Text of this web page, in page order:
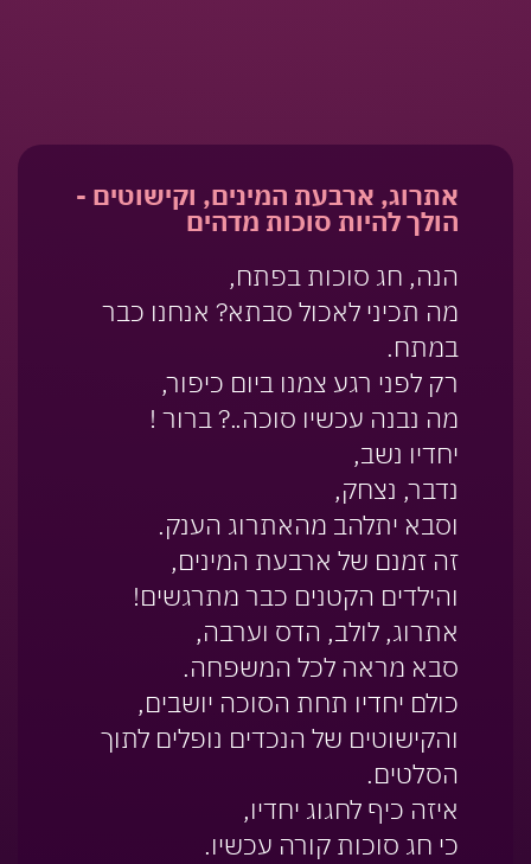
אתרוג, ארבעת המינים, וקישוטים -
הולך להיות סוכות מדהים
הנה, חג סוכות בפתח,
מה תכיני לאכול סבתא? אנחנו כבר
במתח.
רק לפני רגע צמנו ביום כיפור,
מה נבנה עכשיו סוכה..? ברור !
יחדיו נשב,
נדבר, נצחק,
וסבא יתלהב מהאתרוג הענק.
זה זמנם של ארבעת המינים,
והילדים הקטנים כבר מתרגשים!
אתרוג, לולב, הדס וערבה,
סבא מראה לכל המשפחה.
כולם יחדיו תחת הסוכה יושבים,
והקישוטים של הנכדים נופלים לתוך
הסלטים.
איזה כיף לחגוג יחדיו,
כי חג סוכות קורה עכשיו.